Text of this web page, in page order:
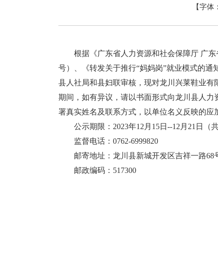
【字体
根据《广东省人力资源和社会保障厅 广东
号）、《转发关于推行“妈妈岗”就业模式的
县人社局和县妇联审核，现对龙川兴莱鞋业
期间，如有异议，请以书面形式向龙川县人
署真实姓名及联系方式，以单位名义反映的应
公示期限：2023年12月15日--12月21日（
监督电话：0762-6999820
邮寄地址：龙川县新城开发区吉祥一路68
邮政编码：517300